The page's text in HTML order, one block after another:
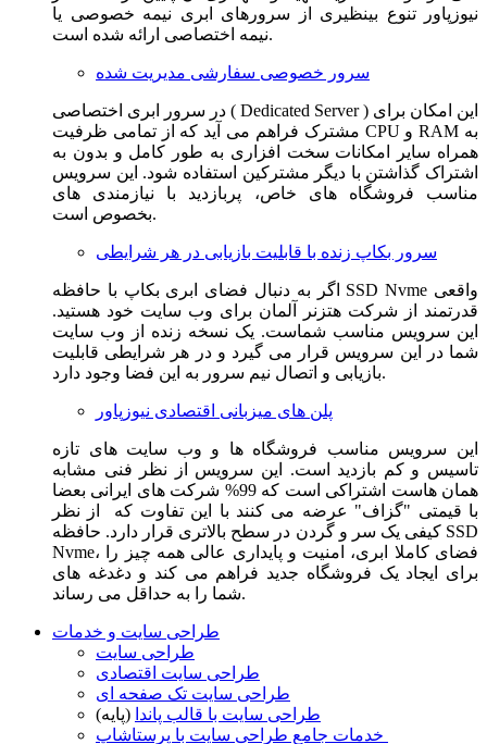
نیوزپاور تنوع بینظیری از سرورهای ابری نیمه خصوصی یا
نیمه اختصاصی ارائه شده است.
سرور خصوصی سفارشی مدیریت شده
در سرور ابری اختصاصی ( Dedicated Server ) این امکان برای
مشترک فراهم می آید که از تمامی ظرفیت CPU و RAM به
همراه سایر امکانات سخت افزاری به طور کامل و بدون به
اشتراک گذاشتن با دیگر مشترکین استفاده شود. این سرویس
مناسب فروشگاه های خاص، پربازدید با نیازمندی های
بخصوص است.
سرور بکاپ زنده با قابلیت بازیابی در هر شرایطی
اگر به دنبال فضای ابری بکاپ با حافظه SSD Nvme واقعی
قدرتمند از شرکت هتزنر آلمان برای وب سایت خود هستید.
این سرویس مناسب شماست. یک نسخه زنده از وب سایت
شما در این سرویس قرار می گیرد و در هر شرایطی قابلیت
بازیابی و اتصال نیم سرور به این فضا وجود دارد.
پلن های میزبانی اقتصادی نیوزپاور
این سرویس مناسب فروشگاه ها و وب سایت های تازه
تاسیس و کم بازدید است. این سرویس از نظر فنی مشابه
همان هاست اشتراکی است که 99% شرکت های ایرانی بعضا
با قیمتی "گزاف" عرضه می کنند با این تفاوت که از نظر
کیفی یک سر و گردن در سطح بالاتری قرار دارد. حافظه SSD
Nvme، فضای کاملا ابری، امنیت و پایداری عالی همه چیز را
برای ایجاد یک فروشگاه جدید فراهم می کند و دغدغه های
شما را به حداقل می رساند.
طراحی سایت و خدمات
طراحی سایت
طراحی سایت اقتصادی
طراحی سایت تک صفحه ای
طراحی سایت با قالب پاندا (پایه)